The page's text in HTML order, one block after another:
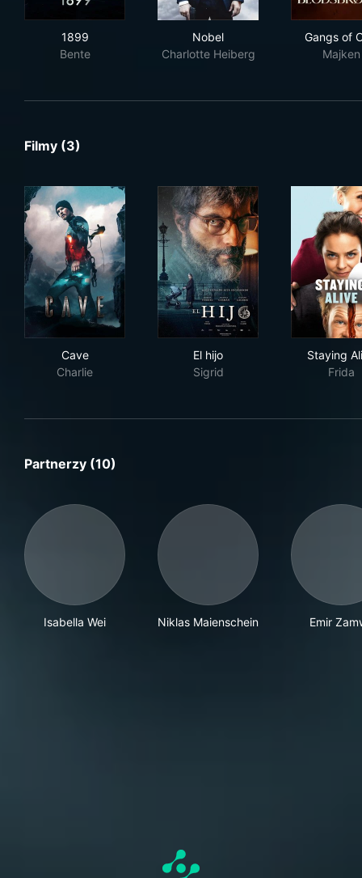
1899
Bente
Nobel
Charlotte Heiberg
Gangs of
Majken
Filmy (3)
Cave
Charlie
El hijo
Sigrid
Staying
Frida
Partnerzy (10)
Isabella Wei Niklas Maienschein Emir